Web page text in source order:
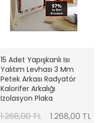
15 Adet Yapışkanlı Isı
Yalıtım Levhası 3 Mm
Petek Arkası Radyatör
Kalorifer Arkalığı
Izolasyon Plaka
1.268,00 TL 1.268,00 TL